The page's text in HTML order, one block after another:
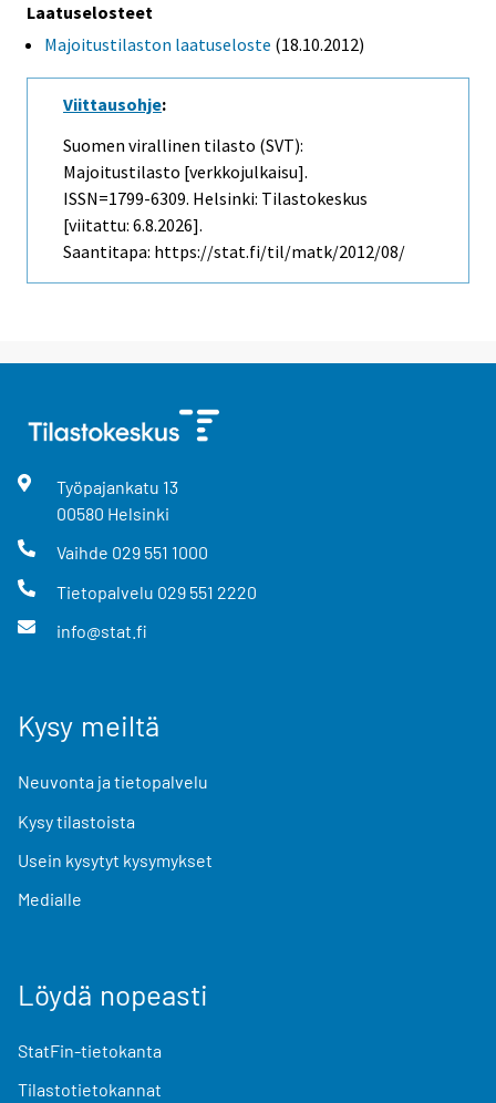
Laatuselosteet
Majoitustilaston laatuseloste (18.10.2012)
Viittausohje:
Suomen virallinen tilasto (SVT):
Majoitustilasto [verkkojulkaisu].
ISSN=1799-6309. Helsinki: Tilastokeskus
[viitattu: 6.8.2026].
Saantitapa: https://stat.fi/til/matk/2012/08/
Työpajankatu 13
00580 Helsinki
Vaihde 029 551 1000
Tietopalvelu 029 551 2220
info@stat.fi
Kysy meiltä
Neuvonta ja tietopalvelu
Kysy tilastoista
Usein kysytyt kysymykset
Medialle
Löydä nopeasti
StatFin-tietokanta
Tilastotietokannat